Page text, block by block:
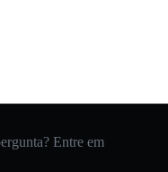
Entre em